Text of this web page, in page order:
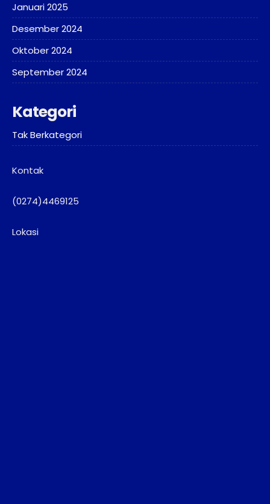
Januari 2025
Desember 2024
Oktober 2024
September 2024
Kategori
Tak Berkategori
Kontak
(0274)4469125
Lokasi